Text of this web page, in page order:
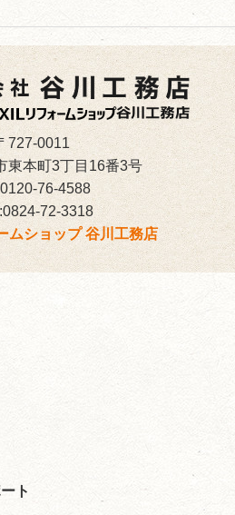
727-0011
東本町3丁目16番3号
0120-76-4588
72-3318
ムショップ 谷川工務店
ト